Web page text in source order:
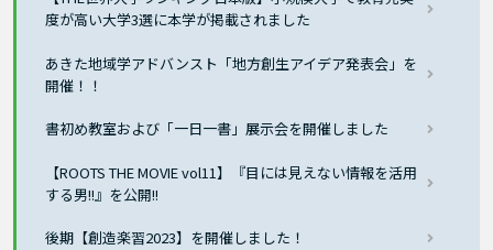
度が高い大学3選に本学が掲載されました
あきた地域学アドバンスト「地方創生アイデア発表会」を
開催！！
書初め教室および「一日一書」展示会を開催しました
【ROOTS THE MOVIE vol11】『目には見えない情報を活用
する男!!』を公開!!
後期【創造楽習2023】を開催しました！